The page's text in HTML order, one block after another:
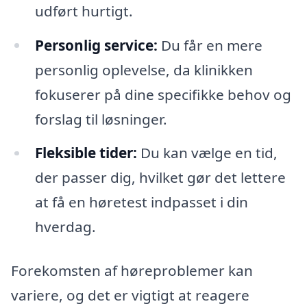
udført hurtigt.
Personlig service: Du får en mere
personlig oplevelse, da klinikken
fokuserer på dine specifikke behov og
forslag til løsninger.
Fleksible tider: Du kan vælge en tid,
der passer dig, hvilket gør det lettere
at få en høretest indpasset i din
hverdag.
Forekomsten af høreproblemer kan
variere, og det er vigtigt at reagere